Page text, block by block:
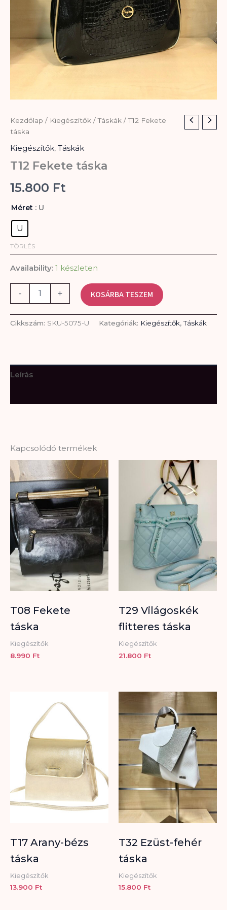
Kezdőlap / Kiegészítők /Táskák / T12 Fekete
táska
Kiegészítők, Táskák
T12 Fekete táska
15.800 Ft
Méret : U
U
TÖRLÉS
Availability: 1 készleten
-
T12
Fekete
mennyiség
+ KOSÁRBA TESZEM
Cikkszám: SKU-5075-U Kategóriák: Kiegészítők,Táskák
Leírás
Kapcsolódó termékek
T08 Fekete
táska
Kiegészítők
8.990 Ft
T29 Világoskék
flitteres táska
Kiegészítők
21.800 Ft
T17 Arany-bézs
táska
Kiegészítők
13.900 Ft
T32 Ezüst-fehér
táska
Kiegészítők
15.800 Ft